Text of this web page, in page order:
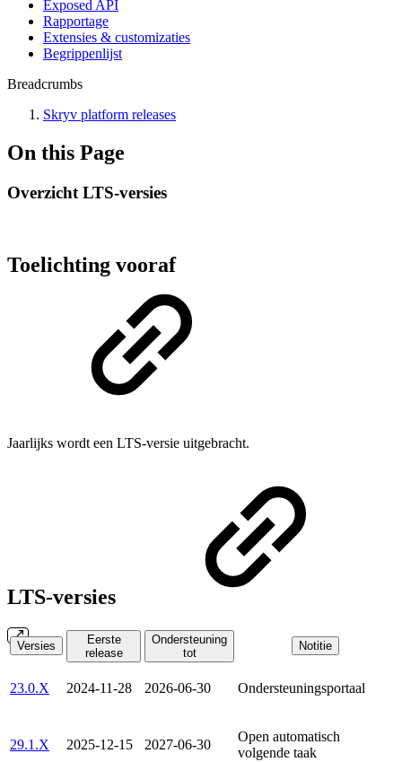
Exposed API
Rapportage
Extensies & customizaties
Begrippenlijst
Breadcrumbs
Skryv platform releases
On this Page
Overzicht LTS-versies
Toelichting vooraf
Jaarlijks wordt een LTS-versie uitgebracht.
LTS-versies
Versies
Eerste
release
Ondersteuning
tot
Notitie
23.0.X 2024-11-28 2026-06-30 Ondersteuningsportaal
29.1.X 2025-12-15 2027-06-30
Open automatisch
volgende taak